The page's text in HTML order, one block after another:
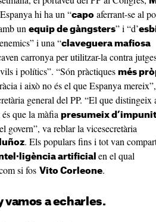
hi ha un “capo aferrant-se al
un equip de gàngsters” i “d’
i una “claveguera mafiosa
carronya per utilitzar-la contra
i polítics”. “Són pràctiques més
i això no és el que Espanya
general del PP. “El que distingeix
que la màfia presumeix
govern”, va reblar la vicesecretària
. Els populars fins i tot van
artificial en el qual
si fos Vito Corleone.
vamos a echarles.